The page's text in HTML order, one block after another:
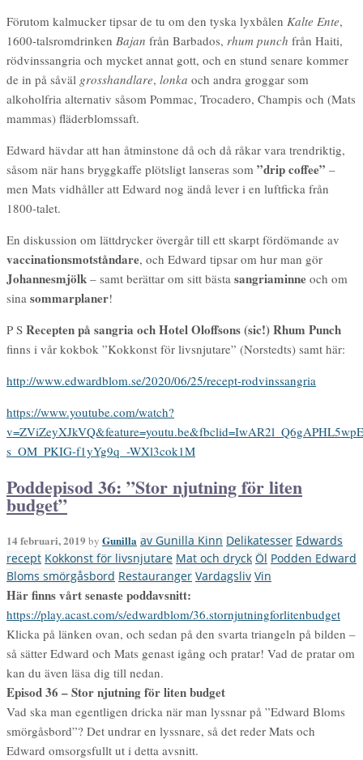
Förutom kalmucker tipsar de tu om den tyska lyxbålen Kalte Ente,
1600-talsromdrinken Bajan från Barbados, rhum punch från Haiti,
rödvinssangria och mycket annat gott, och en stund senare kommer
de in på såväl grosshandlare, lonka och andra groggar som
alkoholfria alternativ såsom Pommac, Trocadero, Champis och (Mats
mammas) fläderblomssaft.
Edward hävdar att han åtminstone då och då råkar vara trendriktig,
såsom när hans bryggkaffe plötsligt lanseras som ”drip coffee” –
men Mats vidhåller att Edward nog ändå lever i en luftficka från
1800-talet.
En diskussion om lättdrycker övergår till ett skarpt fördömande av
vaccinationsmotståndare, och Edward tipsar om hur man gör
Johannesmjölk – samt berättar om sitt bästa sangriaminne och om
sina sommarplaner!
P S Recepten på sangria och Hotel Oloffsons (sic!) Rhum Punch
finns i vår kokbok ”Kokkonst för livsnjutare” (Norstedts) samt här:
http://www.edwardblom.se/2020/06/25/recept-rodvinssangria
https://www.youtube.com/watch?
s_OM_PKIG-f1yYg9q_-WXl3cok1M
Poddepisod 36: ”Stor njutning för liten
budget”
14 februari, 2019 by Gunilla av Gunilla Kinn Delikatesser Edwards
recept Kokkonst för livsnjutare Mat och dryck Öl Podden Edward
Bloms smörgåsbord Restauranger Vardagsliv Vin
Här finns vårt senaste poddavsnitt:
https://play.acast.com/s/edwardblom/36.stornjutningforlitenbudget
Klicka på länken ovan, och sedan på den svarta triangeln på bilden –
så sätter Edward och Mats genast igång och pratar! Vad de pratar om
kan du även läsa dig till nedan.
Episod 36 – Stor njutning för liten budget
Vad ska man egentligen dricka när man lyssnar på ”Edward Bloms
smörgåsbord”? Det undrar en lyssnare, så det reder Mats och
Edward omsorgsfullt ut i detta avsnitt.